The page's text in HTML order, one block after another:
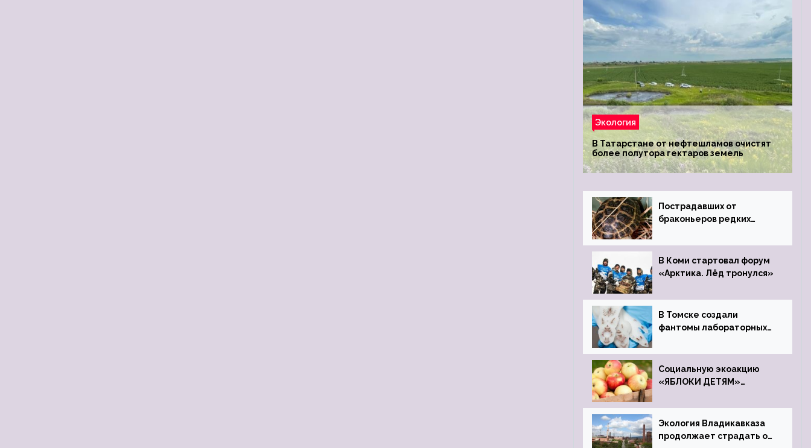
Экология
В Татарстане от нефтешламов очистят
более полутора гектаров земель
Пострадавших от
браконьеров редких
Ростовский зоопарк
В Коми стартовал форум
«Арктика. Лёд тронулся»
В Томске создали
фантомы лабораторных
Социальную экоакцию
«ЯБЛОКИ ДЕТЯМ»
Экология Владикавказа
продолжает страдать от